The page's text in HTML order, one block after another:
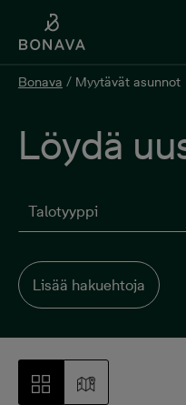
Bonava / Myytävät asunnot
Löydä
Talotyyppi
Lisää hakuehtoja